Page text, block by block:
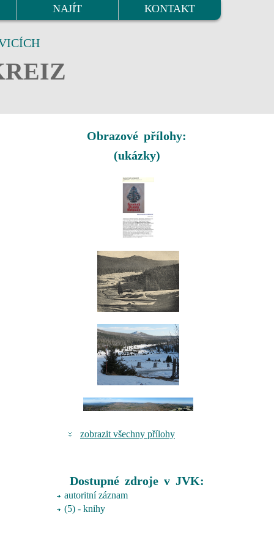
NAJÍT KONTAKT
Obrazové přílohy:
(ukázky)
zobrazit všechny přílohy
Dostupné zdroje v JVK:
autoritní záznam
(5) - knihy